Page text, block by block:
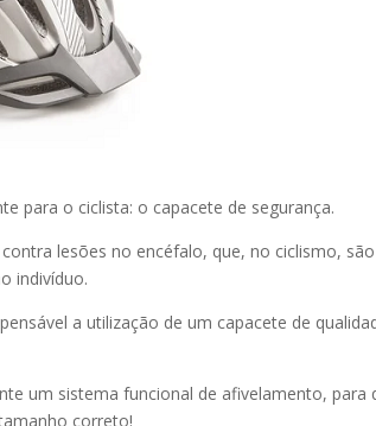
para o ciclista: o capacete de segurança.
lesões no encéfalo, que, no ciclismo, são
indivíduo.
a utilização de um capacete de
um sistema funcional de afivelamento, para
correto!